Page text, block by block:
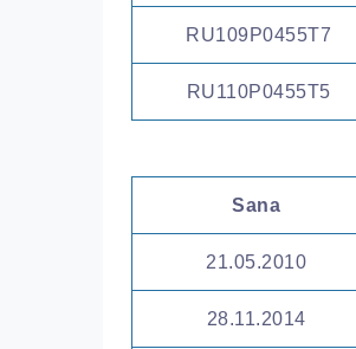
RU109P0455T7
RU110P0455T5
Sana
21.05.2010
28.11.2014